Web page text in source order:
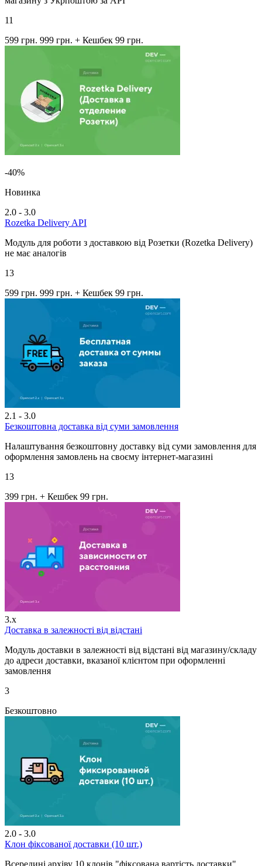
11
599 грн. 999 грн. + Кешбек 99 грн.
-40%
Новинка
2.0 - 3.0
Rozetka Delivery API
Модуль для роботи з доставкою від Розетки (Rozetka Delivery)
не має аналогів
13
599 грн. 999 грн. + Кешбек 99 грн.
2.1 - 3.0
Безкоштовна доставка від суми замовлення
Налаштування безкоштовну доставку від суми замовлення для
оформлення замовлень на своєму інтернет-магазині
13
399 грн. + Кешбек 99 грн.
3.x
Доставка в залежності від відстані
Модуль доставки в залежності від відстані від магазину/складу
до адреси доставки, вказаної клієнтом при оформленні
замовлення
3
Безкоштовно
2.0 - 3.0
Клон фіксованої доставки (10 шт.)